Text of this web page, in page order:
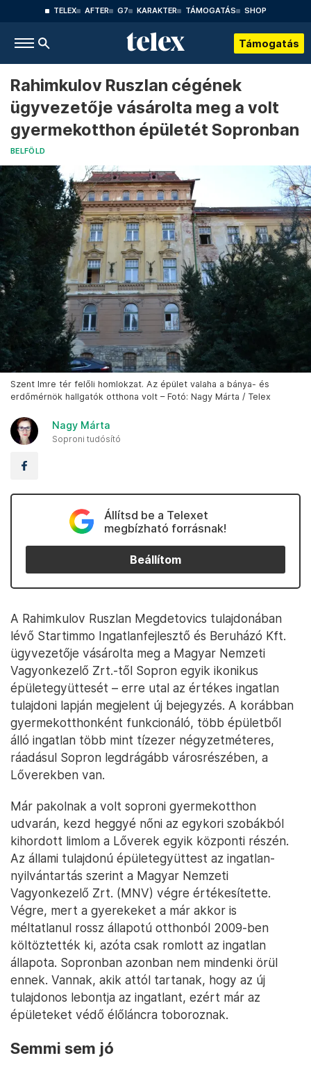
TELEX AFTER G7 KARAKTER TÁMOGATÁS SHOP
Támogatás
Rahimkulov Ruszlan cégének
ügyvezetője vásárolta meg a volt
gyermekotthon épületét Sopronban
BELFÖLD
Szent Imre tér felőli homlokzat. Az épület valaha a bánya- és
erdőmérnök hallgatók otthona volt – Fotó: Nagy Márta / Telex
Nagy Márta
Soproni tudósító
Állítsd be a Telexet
megbízható forrásnak!
Beállítom
A Rahimkulov Ruszlan Megdetovics tulajdonában
lévő Startimmo Ingatlanfejlesztő és Beruházó Kft.
ügyvezetője vásárolta meg a Magyar Nemzeti
Vagyonkezelő Zrt.-től Sopron egyik ikonikus
épületegyüttesét – erre utal az értékes ingatlan
tulajdoni lapján megjelent új bejegyzés. A korábban
gyermekotthonként funkcionáló, több épületből
álló ingatlan több mint tízezer négyzetméteres,
ráadásul Sopron legdrágább városrészében, a
Lőverekben van.
Már pakolnak a volt soproni gyermekotthon
udvarán, kezd heggyé nőni az egykori szobákból
kihordott limlom a Lőverek egyik központi részén.
Az állami tulajdonú épületegyüttest az ingatlan-
nyilvántartás szerint a Magyar Nemzeti
Vagyonkezelő Zrt. (MNV) végre értékesítette.
Végre, mert a gyerekeket a már akkor is
méltatlanul rossz állapotú otthonból 2009-ben
költöztették ki, azóta csak romlott az ingatlan
állapota. Sopronban azonban nem mindenki örül
ennek. Vannak, akik attól tartanak, hogy az új
tulajdonos lebontja az ingatlant, ezért már az
épületeket védő élőláncra toboroznak.
Semmi sem jó